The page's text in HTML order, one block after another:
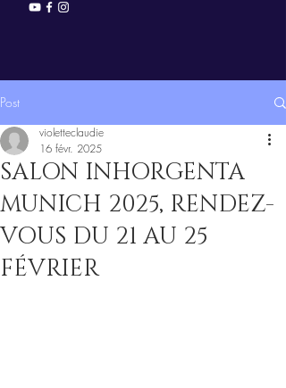
Post
SALON INHORGENTA
MUNICH 2025, RENDEZ-
VOUS DU 21 AU 25
FÉVRIER
violetteclaudie
16 févr. 2025